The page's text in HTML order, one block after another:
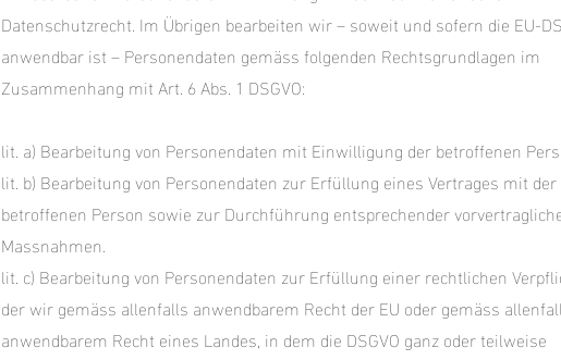
Datenschutzrecht. Im Übrigen bearbeiten wir – soweit und sofern die EU-
anwendbar ist – Personendaten gemäss folgenden Rechtsgrundlagen im
Zusammenhang mit Art. 6 Abs. 1 DSGVO:
lit. a) Bearbeitung von Personendaten mit Einwilligung der betroffenen
lit. b) Bearbeitung von Personendaten zur Erfüllung eines Vertrages mit der
betroffenen Person sowie zur Durchführung entsprechender
Massnahmen.
lit. c) Bearbeitung von Personendaten zur Erfüllung einer rechtlichen
der wir gemäss allenfalls anwendbarem Recht der EU oder gemäss
anwendbarem Recht eines Landes, in dem die DSGVO ganz oder teilweise